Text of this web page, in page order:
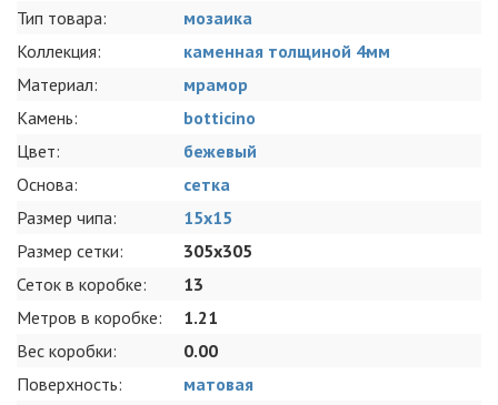
Тип товара:
мозаика
Коллекция:
каменная толщиной 4мм
Материал:
мрамор
Камень:
botticino
Цвет:
бежевый
Основа:
сетка
Размер чипа:
15x15
Размер сетки:
305x305
Сеток в коробке:
13
Метров в коробке:
1.21
Вес коробки:
0.00
Поверхность:
матовая